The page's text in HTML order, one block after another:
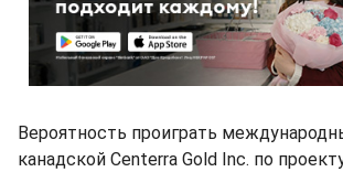
Вероятность проиграть
канадской Centerra Gold Inc. по